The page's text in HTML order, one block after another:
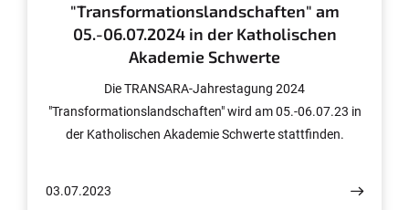
"Transformationslandschaften" am
05.-06.07.2024 in der Katholischen
Akademie Schwerte
Die TRANSARA-Jahrestagung 2024
"Transformationslandschaften" wird am 05.-06.07.23 in
der Katholischen Akademie Schwerte stattfinden.
03.07.2023